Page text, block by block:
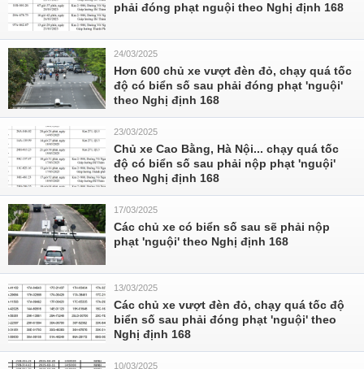
phải đóng phạt nguội theo Nghị định 168
24/03/2025
Hơn 600 chủ xe vượt đèn đỏ, chạy quá tốc
độ có biển số sau phải đóng phạt 'nguội'
theo Nghị định 168
23/03/2025
Chủ xe Cao Bằng, Hà Nội... chạy quá tốc
độ có biển số sau phải nộp phạt 'nguội'
theo Nghị định 168
17/03/2025
Các chủ xe có biển số sau sẽ phải nộp
phạt 'nguội' theo Nghị định 168
13/03/2025
Các chủ xe vượt đèn đỏ, chạy quá tốc độ
biển số sau phải đóng phạt 'nguội' theo
Nghị định 168
10/03/2025